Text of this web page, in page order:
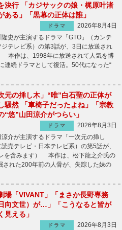
決行 「カジサックの娘・梶原叶渚
ある」「黒幕の正体は誰」
ドラマ
2026年8月4日
史が主演するドラマ「GTO」（カンテ
ジテレビ系）の第3話が、3日に放送され
本作は、1998年に放送されて人気を博
連続ドラマとして復活。50代になった“
元の挿し木」“唯”白石聖の正体が
騒然 「車椅子だったよね」「宗教
“悠”山田涼介がつらい」
ドラマ
2026年8月3日
介が主演するドラマ「一次元の挿し
売テレビ・日本テレビ系）の第5話が、
を含みます） 本作は、松下龍之介氏の
された200年前の人骨が、失踪した妹の
場「VIVANT」「まさか長野専務
向文世）が…」「こうなると皆が
見える」
ドラマ
2026年8月3日